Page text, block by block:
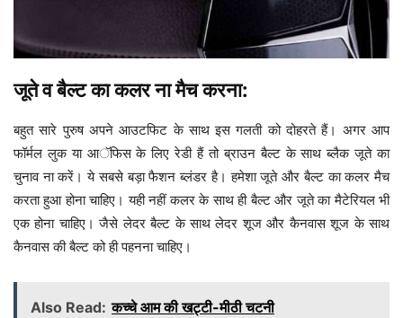
जूते व बैल्ट का कलर ना मैच करना:
बहुत सारे पुरुष अपने आउटफिट के साथ इस गलती को दोहरते हैं। अगर आप
फॉर्मल लुक या आॅफिस के लिए रेडी हैं तो ब्राउन बैल्ट के साथ ब्लैक जूते का
चुनाव ना करें। ये सबसे बड़ा फैशन ब्लंडर है। हमेशा जूते और बैल्ट का कलर मैच
करता हुआ होना चाहिए। यही नहीं कलर के साथ ही बैल्ट और जूते का मैटेरियल भी
एक होना चाहिए। जैसे लेदर बैल्ट के साथ लेदर शूज और कैनवास शूज के साथ
कैनवास की बैल्ट को ही पहनना चाहिए।
Also Read: कच्चे आम की खट्टी-मीठी चटनी